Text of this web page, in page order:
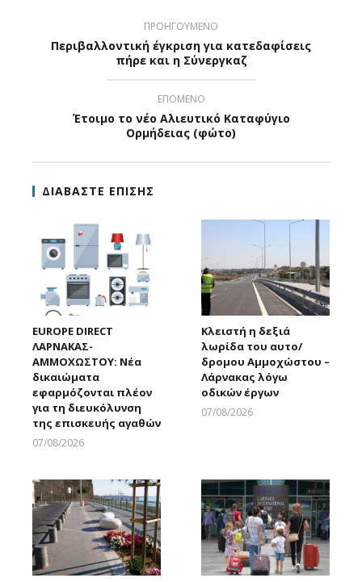
ΠΡΟΗΓΟΥΜΕΝΟ
Περιβαλλοντική έγκριση για κατεδαφίσεις
πήρε και η Σύνεργκαζ
ΕΠΟΜΕΝΟ
Έτοιμο το νέο Αλιευτικό Καταφύγιο
Ορμήδειας (φώτο)
ΔΙΑΒΑΣΤΕ ΕΠΙΣΗΣ
EUROPE DIRECT
ΛΑΡΝΑΚΑΣ-
ΑΜΜΟΧΩΣΤΟΥ: Νέα
δικαιώματα
εφαρμόζονται πλέον
για τη διευκόλυνση
της επισκευής αγαθών
07/08/2026
Κλειστή η δεξιά
λωρίδα του αυτο/
δρομου Αμμοχώστου –
Λάρνακας λόγω
οδικών έργων
07/08/2026